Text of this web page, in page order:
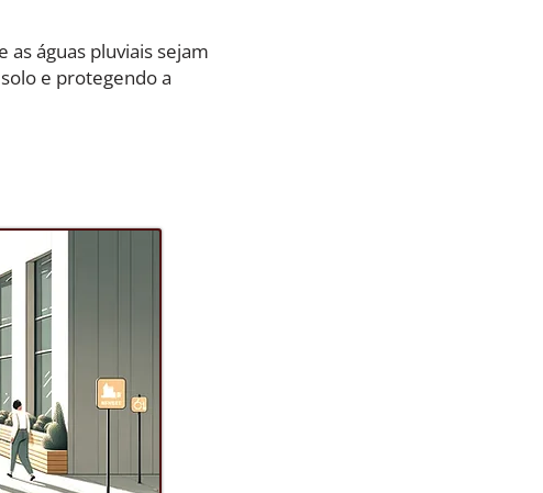
águas pluviais sejam
e protegendo a